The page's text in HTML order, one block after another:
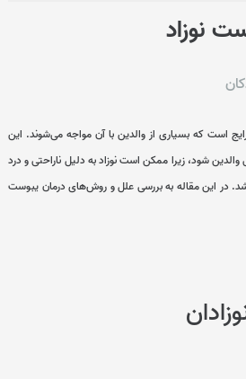
نوزاد
است که بسیاری از والدین با آن مواجه می‌شوند. این
شود، زیرا ممکن است نوزاد به دلیل ناراحتی و درد
در این مقاله به بررسی علل و روش‌های درمان یبوست